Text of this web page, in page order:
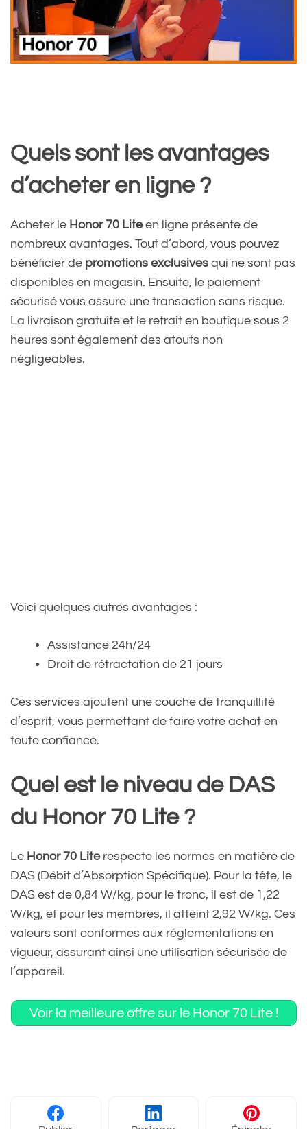
Quels sont les avantages
d’acheter en ligne ?
Acheter le Honor 70 Liteen ligne présente de
nombreux avantages. Tout d’abord, vous pouvez
bénéficier de promotions exclusives qui ne sont pas
disponibles en magasin. Ensuite, le paiement
sécurisé vous assure une transaction sans risque.
La livraison gratuite et le retrait en boutique sous 2
heures sont également des atouts non
négligeables.
Voici quelques autres avantages :
Assistance 24h/24
Droit de rétractation de 21 jours
Ces services ajoutent une couche de tranquillité
d’esprit, vous permettant de faire votre achat en
toute confiance.
Quel est le niveau de DAS
du Honor 70 Lite ?
Le Honor 70 Literespecte les normes en matière de
DAS (Débit d’Absorption Spécifique). Pour la tête, le
DAS est de 0,84 W/kg, pour le tronc, il est de 1,22
W/kg, et pour les membres, il atteint 2,92 W/kg. Ces
valeurs sont conformes aux réglementations en
vigueur, assurant ainsi une utilisation sécurisée de
l’appareil.
Voir la meilleure offre sur le Honor 70 Lite !